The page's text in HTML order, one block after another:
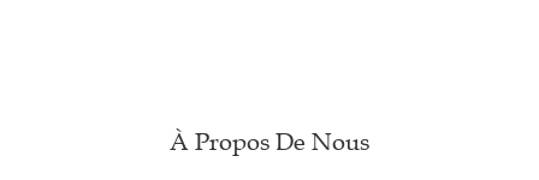
À Propos De Nous